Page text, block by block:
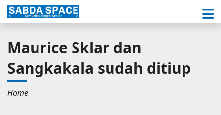
Maurice Sklar dan
Sangkakala sudah ditiup
Home